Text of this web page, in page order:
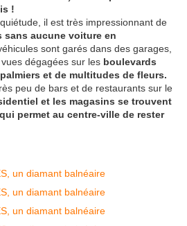
!
il est très impressionnant de
sans aucune voiture en
sont garés dans des garages,
dégagées sur les boulevards
et de multitudes de fleurs.
peu de bars et de restaurants sur le
et les magasins se trouvent
permet au centre-ville de rester